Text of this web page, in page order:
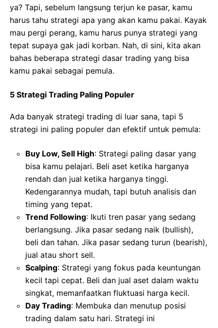
ya? Tapi, sebelum langsung terjun ke pasar, kamu
harus tahu strategi apa yang akan kamu pakai. Kayak
mau pergi perang, kamu harus punya strategi yang
tepat supaya gak jadi korban. Nah, di sini, kita akan
bahas beberapa strategi dasar trading yang bisa
kamu pakai sebagai pemula.
5 Strategi Trading Paling Populer
Ada banyak strategi trading di luar sana, tapi 5
strategi ini paling populer dan efektif untuk pemula:
Buy Low, Sell High: Strategi paling dasar yang
bisa kamu pelajari. Beli aset ketika harganya
rendah dan jual ketika harganya tinggi.
Kedengarannya mudah, tapi butuh analisis dan
timing yang tepat.
Trend Following: Ikuti tren pasar yang sedang
berlangsung. Jika pasar sedang naik (bullish),
beli dan tahan. Jika pasar sedang turun (bearish),
jual atau short sell.
Scalping: Strategi yang fokus pada keuntungan
kecil tapi cepat. Beli dan jual aset dalam waktu
singkat, memanfaatkan fluktuasi harga kecil.
Day Trading: Membuka dan menutup posisi
trading dalam satu hari. Strategi ini